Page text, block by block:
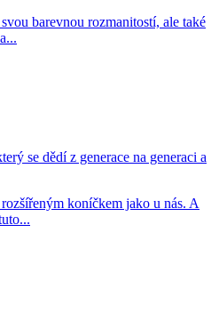
barevnou rozmanitostí, ale také
se dědí z generace na generaci a
koníčkem jako u nás. A